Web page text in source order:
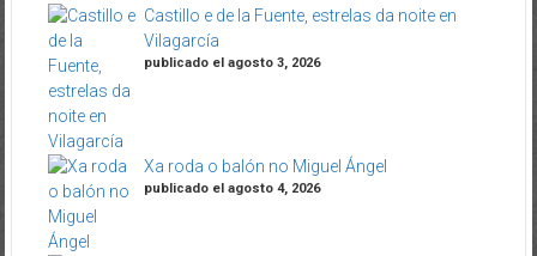
Castillo e de la Fuente, estrelas da noite en
Vilagarcía
publicado el agosto 3, 2026
Xa roda o balón no Miguel Ángel
publicado el agosto 4, 2026